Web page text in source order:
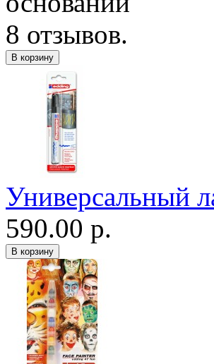
Универсальный
590.00 р.